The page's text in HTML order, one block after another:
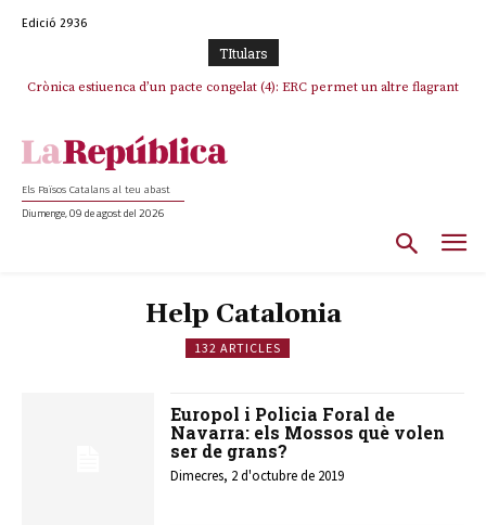
Edició 2936
TItulars
Crònica estiuenca d’un pacte congelat (4): ERC permet un altre flagrant
Rufián boicoteja l’estratègia d’acostament a Junts d’Oriol Junqueras
Els Països Catalans al teu abast
Diumenge, 09 de agost del 2026
Help Catalonia
132 ARTICLES
Europol i Policia Foral de
Navarra: els Mossos què volen
ser de grans?
Dimecres, 2 d'octubre de 2019